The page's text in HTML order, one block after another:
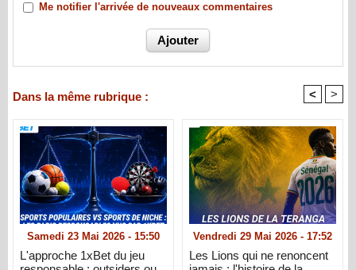
Me notifier l'arrivée de nouveaux commentaires
Dans la même rubrique : < >
Samedi 23 Mai 2026 - 15:50
L'approche 1xBet du jeu
Vendredi 29 Mai 2026 - 17:52
Les Lions qui ne renoncent